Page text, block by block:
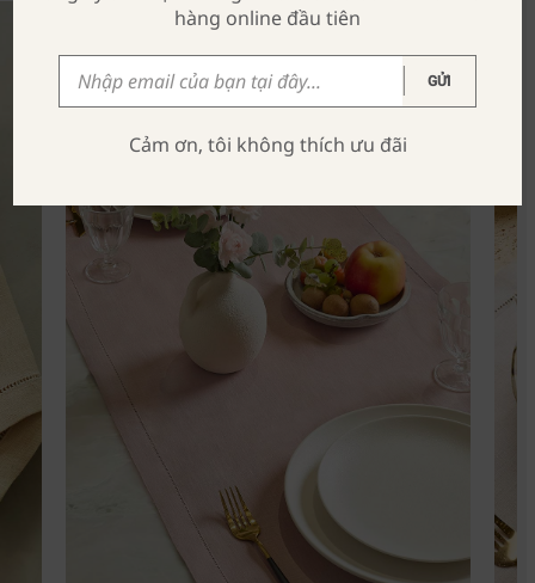
hàng online đầu tiên
GỬI
Cảm ơn, tôi không thích ưu đãi